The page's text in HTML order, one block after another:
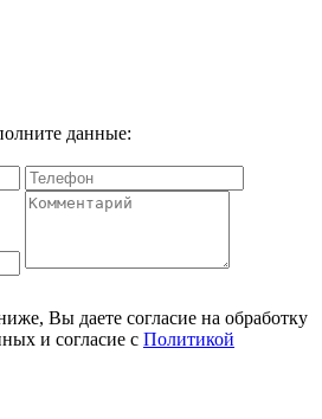
данные:
Вы даете согласие на обработку
и согласие с Политикой